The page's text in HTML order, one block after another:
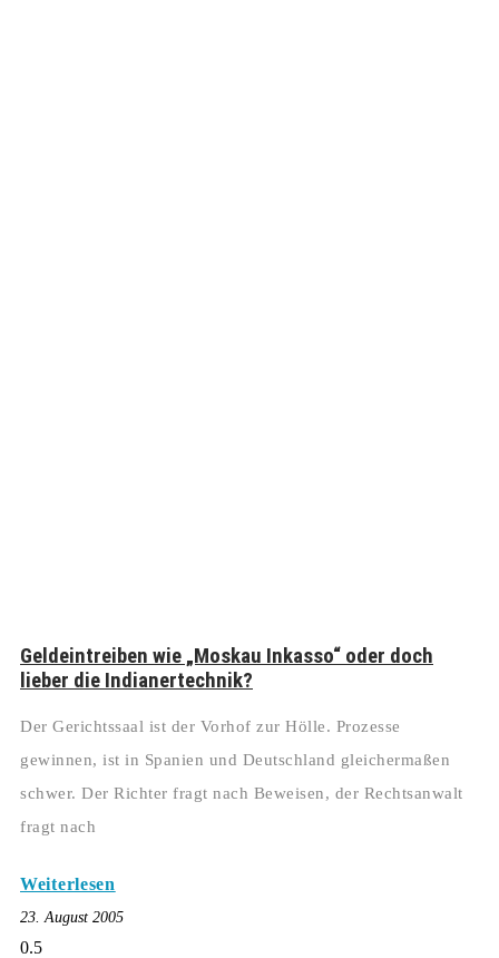
Geldeintreiben wie „Moskau Inkasso“ oder doch
lieber die Indianertechnik?
Der Gerichtssaal ist der Vorhof zur Hölle. Prozesse
gewinnen, ist in Spanien und Deutschland gleichermaßen
schwer. Der Richter fragt nach Beweisen, der Rechtsanwalt
fragt nach
Weiterlesen
23. August 2005